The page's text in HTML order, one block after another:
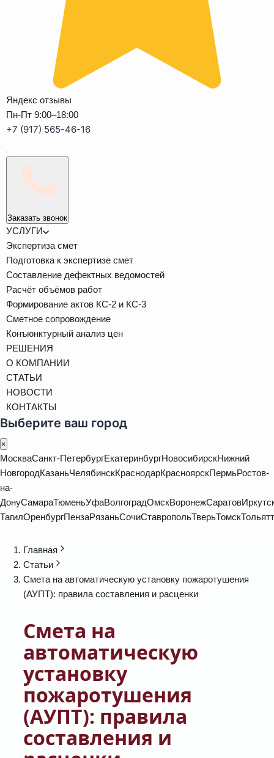
Яндекс отзывы
Пн-Пт 9:00–18:00
+7 (917) 565-46-16
Заказать звонок
УСЛУГИ
Экспертиза смет
Подготовка к экспертизе смет
Составление дефектных ведомостей
Расчёт объёмов работ
Формирование актов КС-2 и КС-3
Сметное сопровождение
Конъюнктурный анализ цен
РЕШЕНИЯ
О КОМПАНИИ
СТАТЬИ
НОВОСТИ
КОНТАКТЫ
Выберите ваш город
×
МоскваСанкт-ПетербургЕкатеринбургНовосибирскНижний
НовгородКазаньЧелябинскКраснодарКрасноярскПермьРостов-
на-
ДонуСамараТюменьУфаВолгоградОмскВоронежСаратов
ТагилОренбургПензаРязаньСочиСтавропольТверьТомск
Главная
Статьи
Смета на автоматическую установку пожаротушения
(АУПТ): правила составления и расценки
Смета на
автоматическую
установку
пожаротушения
(АУПТ): правила
составления и